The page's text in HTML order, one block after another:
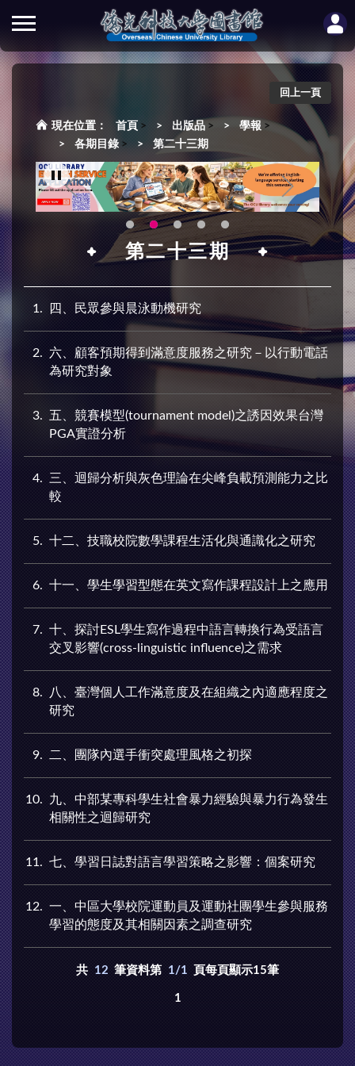
回上一頁
首頁 > 出版品 > 學報 >
各期目錄 > 第二十三期
第二十三期
1 四、民眾參與晨泳動機研究
2
六、顧客預期得到滿意度服務之研究－以行動電話
為研究對象
3
五、競賽模型(tournament model)之誘因效果台灣
PGA實證分析
4
三、迴歸分析與灰色理論在尖峰負載預測能力之比
較
5 十二、技職校院數學課程生活化與通識化之研究
6 十一、學生學習型態在英文寫作課程設計上之應用
7
十、探討ESL學生寫作過程中語言轉換行為受語言
交叉影響(cross-linguistic influence)之需求
8
八、臺灣個人工作滿意度及在組織之內適應程度之
研究
9 二、團隊內選手衝突處理風格之初探
10
九、中部某專科學生社會暴力經驗與暴力行為發生
相關性之迴歸研究
11 七、學習日誌對語言學習策略之影響：個案研究
12
一、中區大學校院運動員及運動社團學生參與服務
學習的態度及其相關因素之調查研究
共 12 筆資料第 1/1 頁每頁顯示15筆
1